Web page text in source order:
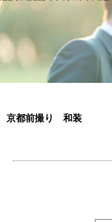
京都前撮り 和装